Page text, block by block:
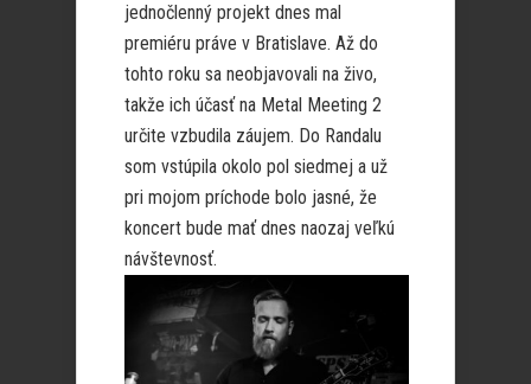
jednočlenný projekt dnes mal
premiéru práve v Bratislave. Až do
tohto roku sa neobjavovali na živo,
takže ich účasť na Metal Meeting 2
určite vzbudila záujem. Do Randalu
som vstúpila okolo pol siedmej a už
pri mojom príchode bolo jasné, že
koncert bude mať dnes naozaj veľkú
návštevnosť.